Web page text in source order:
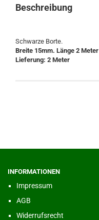
Beschreibung
Schwarze Borte.
Breite 15mm. Länge 2 Meter
Lieferung: 2 Meter
INFORMATIONEN
Impressum
AGB
Widerrufsrecht